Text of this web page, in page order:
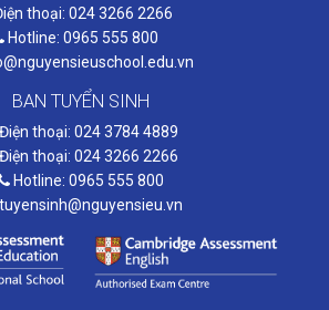
thoại: 024 3266 2266
Hotline: 0965 555 800
BAN TUYỂN SINH
Điện thoại: 024 3784 4889
Điện thoại: 024 3266 2266
Hotline: 0965 555 800